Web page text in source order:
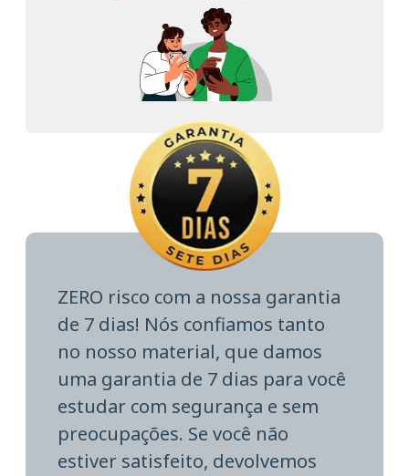
ZERO risco com a nossa garantia
de 7 dias! Nós confiamos tanto
no nosso material, que damos
uma garantia de 7 dias para você
estudar com segurança e sem
preocupações. Se você não
estiver satisfeito, devolvemos